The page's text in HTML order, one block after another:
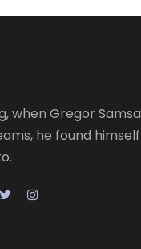
when Gregor
he found